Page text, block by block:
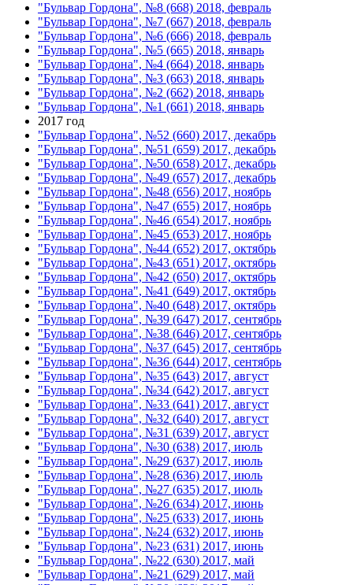
"Бульвар Гордона", №8 (668) 2018, февраль
"Бульвар Гордона", №7 (667) 2018, февраль
"Бульвар Гордона", №6 (666) 2018, февраль
"Бульвар Гордона", №5 (665) 2018, январь
"Бульвар Гордона", №4 (664) 2018, январь
"Бульвар Гордона", №3 (663) 2018, январь
"Бульвар Гордона", №2 (662) 2018, январь
"Бульвар Гордона", №1 (661) 2018, январь
2017 год
"Бульвар Гордона", №52 (660) 2017, декабрь
"Бульвар Гордона", №51 (659) 2017, декабрь
"Бульвар Гордона", №50 (658) 2017, декабрь
"Бульвар Гордона", №49 (657) 2017, декабрь
"Бульвар Гордона", №48 (656) 2017, ноябрь
"Бульвар Гордона", №47 (655) 2017, ноябрь
"Бульвар Гордона", №46 (654) 2017, ноябрь
"Бульвар Гордона", №45 (653) 2017, ноябрь
"Бульвар Гордона", №44 (652) 2017, октябрь
"Бульвар Гордона", №43 (651) 2017, октябрь
"Бульвар Гордона", №42 (650) 2017, октябрь
"Бульвар Гордона", №41 (649) 2017, октябрь
"Бульвар Гордона", №40 (648) 2017, октябрь
"Бульвар Гордона", №39 (647) 2017, сентябрь
"Бульвар Гордона", №38 (646) 2017, сентябрь
"Бульвар Гордона", №37 (645) 2017, сентябрь
"Бульвар Гордона", №36 (644) 2017, сентябрь
"Бульвар Гордона", №35 (643) 2017, август
"Бульвар Гордона", №34 (642) 2017, август
"Бульвар Гордона", №33 (641) 2017, август
"Бульвар Гордона", №32 (640) 2017, август
"Бульвар Гордона", №31 (639) 2017, август
"Бульвар Гордона", №30 (638) 2017, июль
"Бульвар Гордона", №29 (637) 2017, июль
"Бульвар Гордона", №28 (636) 2017, июль
"Бульвар Гордона", №27 (635) 2017, июль
"Бульвар Гордона", №26 (634) 2017, июнь
"Бульвар Гордона", №25 (633) 2017, июнь
"Бульвар Гордона", №24 (632) 2017, июнь
"Бульвар Гордона", №23 (631) 2017, июнь
"Бульвар Гордона", №22 (630) 2017, май
"Бульвар Гордона", №21 (629) 2017, май